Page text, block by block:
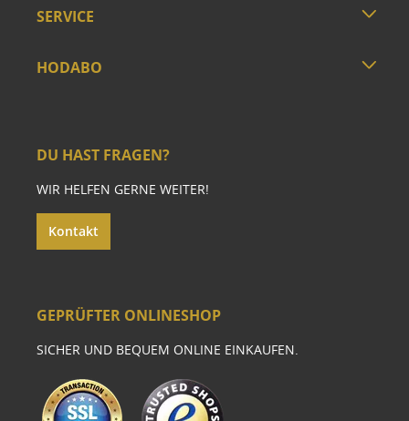
SERVICE
HODABO
DU HAST FRAGEN?
WIR HELFEN GERNE WEITER!
Kontakt
GEPRÜFTER ONLINESHOP
SICHER UND BEQUEM ONLINE EINKAUFEN.